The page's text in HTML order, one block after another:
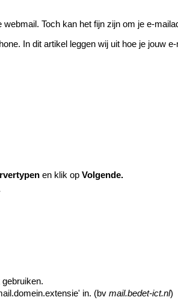
Toch kan het fijn zijn om je e-
In dit artikel leggen wij uit hoe je jouw
en klik opVolgende.
in. (bvmail.bedet-ict.nl)